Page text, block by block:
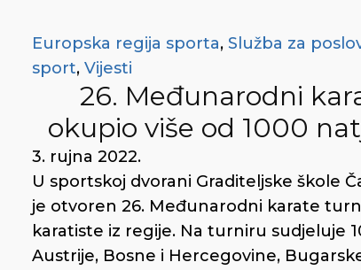
Europska regija sporta, Služba za
sport, Vijesti
26. Međunarodni
okupio više od 1000
3. rujna 2022.
U sportskoj dvorani Graditeljske škole
je otvoren 26. Međunarodni karate
karatiste iz regije. Na turniru sudjeluje
Austrije, Bosne i Hercegovine,